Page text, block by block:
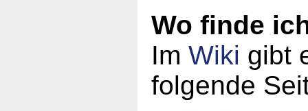
Wo finde
Im Wiki gibt
folgende